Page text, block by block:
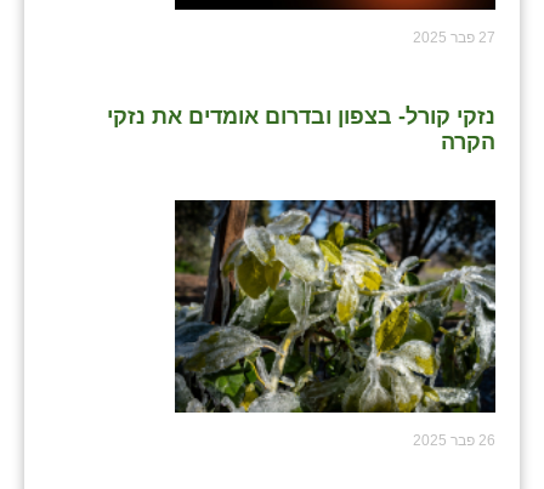
27 פבר 2025
נזקי קורל- בצפון ובדרום אומדים את נזקי
הקרה
26 פבר 2025